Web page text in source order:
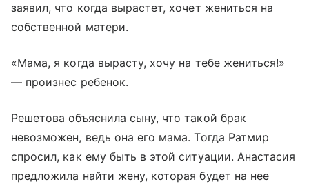
заявил, что когда вырастет, хочет жениться на
собственной матери.
«Мама, я когда вырасту, хочу на тебе жениться!»
— произнес ребенок.
Решетова объяснила сыну, что такой брак
невозможен, ведь она его мама. Тогда Ратмир
спросил, как ему быть в этой ситуации. Анастасия
предложила найти жену, которая будет на нее